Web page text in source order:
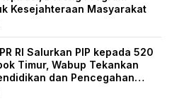
Kesejahteraan Masyarakat
RI Salurkan PIP kepada 520
Timur, Wabup Tekankan
dan Pencegahan